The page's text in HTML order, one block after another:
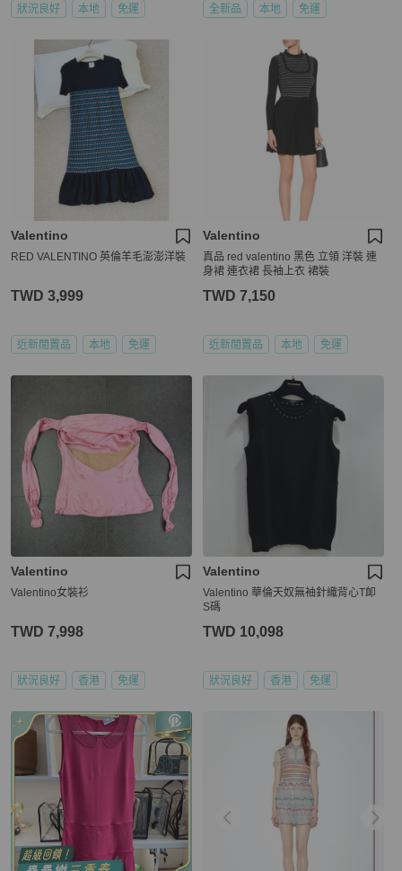
狀況良好 本地 免運 全新品 本地 免運
Valentino
RED VALENTINO 英倫羊毛澎澎洋裝
TWD 3,999
近新閒置品 本地 免運
Valentino
真品 red valentino 黑色 立領 洋裝 連
身裙 連衣裙 長袖上衣 裙裝
TWD 7,150
近新閒置品 本地 免運
Valentino
Valentino女裝衫
TWD 7,998
狀況良好 香港 免運
Valentino
Valentino 華倫天奴無袖針織背心T卹
S碼
TWD 10,098
狀況良好 香港 免運